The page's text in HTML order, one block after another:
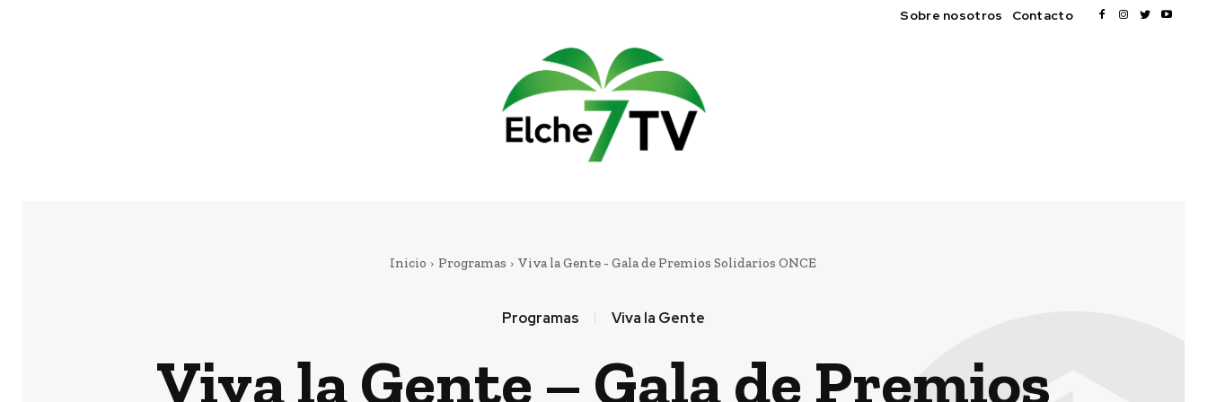
Sobre nosotros Contacto
Inicio Programas Viva la Gente - Gala de Premios Solidarios ONCE
Programas Viva la Gente
Viva la Gente – Gala de Premios